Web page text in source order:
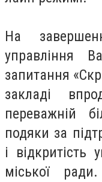
На
управління
запитання
закладі
переважній
подяки за
і відкритість
міської